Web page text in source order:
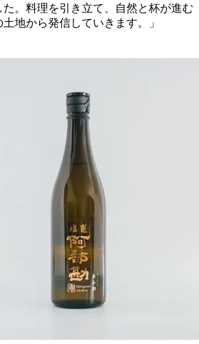
。料理を引き立て、自然と杯が進む
地から発信していきます。」